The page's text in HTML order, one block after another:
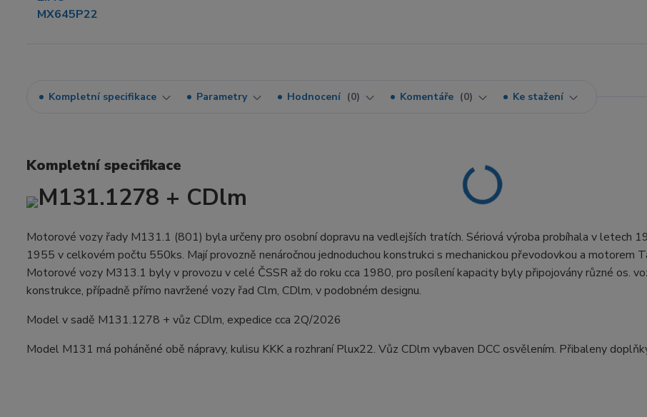
Kompletní specifikace Parametry Hodnocení 0 Komentáře 0 Ke stažení
Kompletní specifikace
M131.1278 + CDlm
Motorové vozy řady M131.1 (801) byla určeny pro osobní dopravu na vedlejších tratích. Sériová výroba probíhala v letech
1955 v celkovém počtu 550ks. Mají provozně nenáročnou jednoduchou konstrukci s mechanickou převodovkou a motorem
Motorové vozy M313.1 byly v provozu v celé ČSSR až do roku cca 1980, pro posílení kapacity byly připojovány různé os.
konstrukce, případně přímo navržené vozy řad Clm, CDlm, v podobném designu.
Model v sadě M131.1278 + vůz CDlm, expedice cca 2Q/2026
Model M131 má poháněné obě nápravy, kulisu KKK a rozhraní Plux22. Vůz CDlm vybaven DCC osvělením. Přibaleny